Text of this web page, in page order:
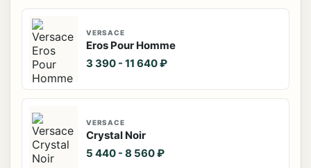
VERSACE
Eros Pour Homme
3 390 - 11 640 ₽
VERSACE
Crystal Noir
5 440 - 8 560 ₽